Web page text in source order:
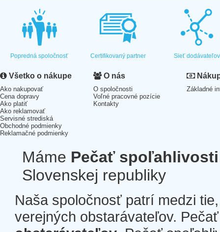
Popredná spoločnosť Certifikovaný partner Sieť dodávateľov
Všetko o nákupe
Ako nakupovať
Cena dopravy
Ako platiť
Ako reklamovať
Servisné strediská
Obchodné podmienky
Reklamačné podmienky
O nás
O spoločnosti
Voľné pracovné pozície
Kontakty
Základné
Máme Pečať spoľahlivosti
Slovenskej republiky
Naša spoločnosť patrí medzi
verejných obstarávateľov.